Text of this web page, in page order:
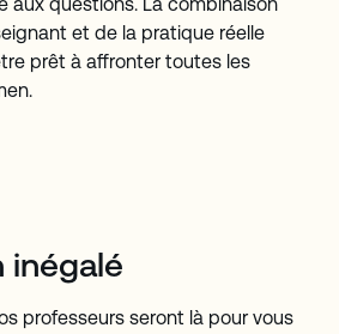
et de la pratique réelle
prêt à affronter toutes les
inégalé
professeurs seront là pour vous